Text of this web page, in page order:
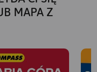
MAPA Z